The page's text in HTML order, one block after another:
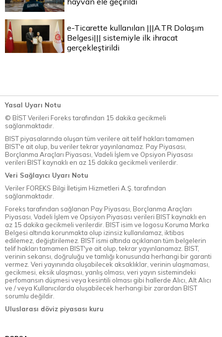
e-Ticarette kullanılan |||A.TR Dolaşım
Belgesi||| sistemiyle ilk ihracat
gerçekleştirildi
Yasal Uyarı Notu
© BİST Verileri Foreks tarafından 15 dakika gecikmeli
sağlanmaktadır.
BIST piyasalarında oluşan tüm verilere ait telif hakları tamamen
BIST'e ait olup, bu veriler tekrar yayınlanamaz. Pay Piyasası,
Borçlanma Araçları Piyasası, Vadeli İşlem ve Opsiyon Piyasası
verileri BIST kaynaklı en az 15 dakika gecikmeli verilerdir.
Veri Sağlayıcı Uyarı Notu
Veriler FOREKS Bilgi İletişim Hizmetleri A.Ş. tarafından
sağlanmaktadır.
Foreks tarafından sağlanan Pay Piyasası, Borçlanma Araçları
Piyasası, Vadeli İşlem ve Opsiyon Piyasası verileri BIST kaynaklı en
az 15 dakika gecikmeli verilerdir. BIST isim ve logosu Koruma Marka
Belgesi altında korunmakta olup izinsiz kullanılamaz, iktibas
edilemez, değiştirilemez. BIST ismi altında açıklanan tüm belgelerin
telif hakları tamamen BIST'ye ait olup, tekrar yayınlanamaz. BIST,
verinin sekansı, doğruluğu ve tamlığı konusunda herhangi bir garanti
vermez. Veri yayınında oluşabilecek aksaklıklar, verinin ulaşmaması,
gecikmesi, eksik ulaşması, yanlış olması, veri yayın sistemindeki
perfomansın düşmesi veya kesintili olması gibi hallerde Alıcı, Alt Alıcı
ve / veya Kullanıcılarda oluşabilecek herhangi bir zarardan BIST
sorumlu değildir.
Uluslarası döviz piyasası kuru